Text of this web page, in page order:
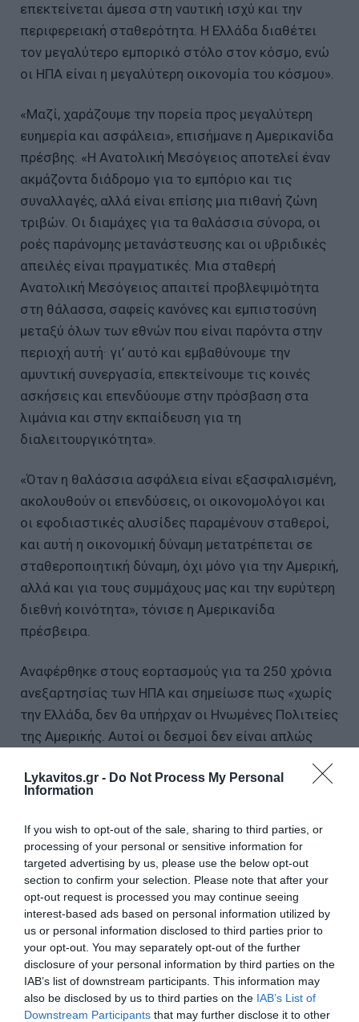
Lykavitos.gr - Do Not Process My Personal
Information
If you wish to opt-out of the sale, sharing to third parties, or
processing of your personal or sensitive information for
targeted advertising by us, please use the below opt-out
section to confirm your selection. Please note that after your
opt-out request is processed you may continue seeing
interest-based ads based on personal information utilized by
us or personal information disclosed to third parties prior to
your opt-out. You may separately opt-out of the further
disclosure of your personal information by third parties on the
IAB’s list of downstream participants. This information may
also be disclosed by us to third parties on the IAB’s List of
Downstream Participants that may further disclose it to other
επεκτείνεται άμεσα στη ναυτική ισχύ και την
περιφερειακή σταθερότητα. Η Ελλάδα διαθέτει
τον μεγαλύτερο εμπορικό στόλο στον κόσμο, ενώ
οι ΗΠΑ είναι η μεγαλύτερη οικονομία του κόσμου».
«Μαζί, χαράζουμε την πορεία προς μεγαλύτερη
ευημερία και ασφάλεια», επισήμανε η Αμερικανίδα
πρέσβης. «Η Ανατολική Μεσόγειος αποτελεί έναν
ακμάζοντα διάδρομο για το εμπόριο και τις
συναλλαγές, αλλά είναι επίσης μια πιθανή ζώνη
τριβών. Οι διαμάχες για τα θαλάσσια σύνορα, οι
ροές παράνομης μετανάστευσης και οι υβριδικές
απειλές είναι πραγματικές. Μια σταθερή
Ανατολική Μεσόγειος απαιτεί προβλεψιμότητα
στη θάλασσα, σαφείς κανόνες και εμπιστοσύνη
μεταξύ όλων των εθνών που είναι παρόντα στην
περιοχή αυτή· γι’ αυτό και εμβαθύνουμε την
αμυντική συνεργασία, επεκτείνουμε τις κοινές
ασκήσεις και επενδύουμε στην πρόσβαση στα
λιμάνια και στην εκπαίδευση για τη
διαλειτουργικότητα».
«Όταν η θαλάσσια ασφάλεια είναι εξασφαλισμένη,
ακολουθούν οι επενδύσεις, οι οικονομολόγοι και
οι εφοδιαστικές αλυσίδες παραμένουν σταθεροί,
και αυτή η οικονομική δύναμη μετατρέπεται σε
σταθεροποιητική δύναμη, όχι μόνο για την Αμερική,
αλλά και για τους συμμάχους μας και την ευρύτερη
διεθνή κοινότητα», τόνισε η Αμερικανίδα
πρέσβειρα.
Αναφέρθηκε στους εορτασμούς για τα 250 χρόνια
ανεξαρτησίας των ΗΠΑ και σημείωσε πως «χωρίς
την Ελλάδα, δεν θα υπήρχαν οι Ηνωμένες Πολιτείες
της Αμερικής. Αυτοί οι δεσμοί δεν είναι απλώς
συμφωνίες που συνάπτουμε, στη συμμαχία, στην
που δημιουργούμε για τους πολίτες μας».
«Όταν οι Αμερικανοί και οι Έλληνες στέκονται
μαζί, ενωμένοι από τις κοινές μας αξίες και έναν
κοινό σκοπό, δεν υπάρχει όριο σε ό,τι μπορούμε να
επιτύχουμε. Οι προκλήσεις που μας περιμένουν
στους τομείς της άμυνας, της ενέργειας, των
κρίσιμων υποδομών και της σταθερότητας των
ανανεώσιμων πηγών ενέργειας θα απαιτήσουν
ακριβώς το είδος της διαρκούς,